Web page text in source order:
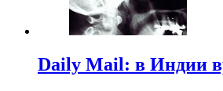
Daily Mail: в Индии